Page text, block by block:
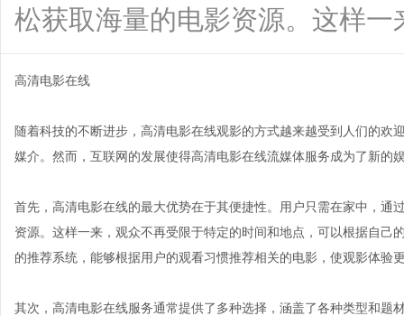
松获取海量的电影资源。这样一
高清电影在线
随着科技的不断进步，高清电影在线观影的方式越来越受到人们的
媒介。然而，互联网的发展使得高清电影在线流媒体服务成为了新的
首先，高清电影在线的最大优势在于其便捷性。用户只需在家中，通
资源。这样一来，观众不再受限于特定的时间和地点，可以根据自
的推荐系统，能够根据用户的观看习惯推荐相关的电影，使观影体验
其次，高清电影在线服务通常提供了多种选择，涵盖了各种类型和题